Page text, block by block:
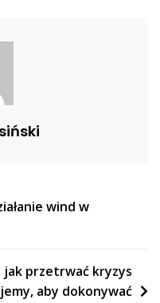
wind w
przetrwać kryzys
aby dokonywać